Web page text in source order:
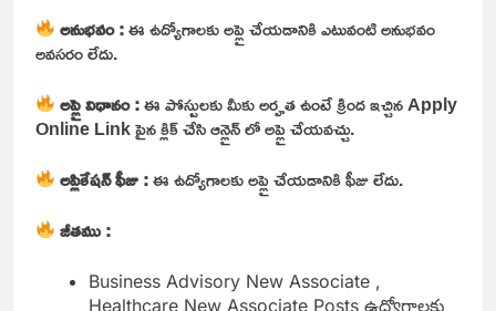
అనుభవం :ఈ ఉద్యోగాలకు అప్లై చేయడానికి ఎటువంటి అనుభవం
అవసరం లేదు.
అప్లై విధానం :ఈ పోస్టులకు మీకు అర్హత ఉంటే క్రింద ఇచ్చిన Apply
Online Link పైన క్లిక్ చేసి ఆన్లైన్ లో అప్లై చేయవచ్చు.
అప్లికేషన్ ఫీజు :ఈ ఉద్యోగాలకు అప్లై చేయడానికి ఫీజు లేదు.
జీతము :
Business Advisory New Associate ,
Healthcare New Associate Posts ఉద్యోగాలకు